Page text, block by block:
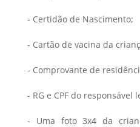
- Certidão de Nascimento;
- Cartão de vacina da
- Comprovante de
- RG e CPF do responsável
- Uma foto 3x4 da